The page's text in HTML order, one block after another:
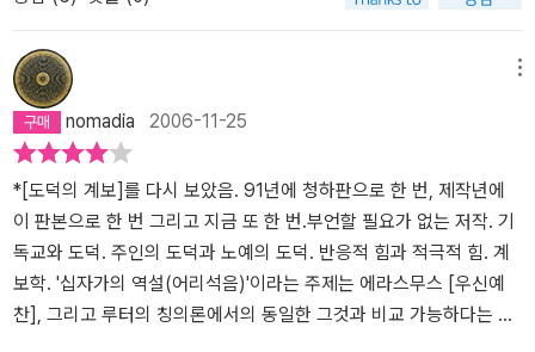
처럼 차갑고 매끄럽게만 느껴지고, 심지어 그 얼음이 너무 두껍게 얼
어붙어 있어 그 얼음 아래에서 즐겁게 노니는 온갖 물고기들은 언감
생심 구경조차 할 생각이 떠오르지 않는다면, 그것 또한 그 사람의 한
계이지 니체의 잘못은 아닐 것이다. 얼음에 다가가는 사람이 두툼한
방한복과 장갑과 도끼와 심지어 낚시도구까지 미처 준비하지 못했다
고 하더라도 그를 나무랄 사람은 없다. 어쩌면 그 사람은 '얼음을 깰'
생각을 아예 품지 않고 그저 얼음을 구경하러 다가가는 일도 충분히
있을 법한 일이니까 말이다. 어쩄든 니체는 머리를 제대로 얻어맞을
준비가 된 사람들에겐 '망치를 든 철학자'이고, 그저 썰매라도 한바탕
신나게 타고 싶은 천진난만한 아이들에겐 아무리 단단한 돌멩이를 들
nomadia 2006-11-25
*[도덕의 계보]를 다시 보았음. 91년에 청하판으로 한 번, 제작년에
이 판본으로 한 번 그리고 지금 또 한 번.부언할 필요가 없는 저작. 기
독교와 도덕. 주인의 도덕과 노예의 도덕. 반응적 힘과 적극적 힘. 계
보학. '십자가의 역설(어리석음)'이라는 주제는 에라스무스 [우신예
찬], 그리고 루터의 칭의론에서의 동일한 그것과 비교 가능하다는 것